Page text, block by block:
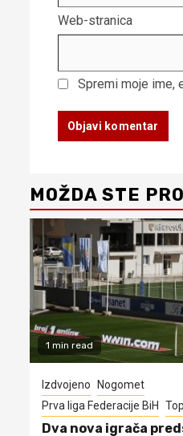
Web-stranica
Spremi moje ime,
MOŽDA STE
1 min read
Izdvojeno
Nogomet
Prva liga Federacije BiH
Dva nova igrača